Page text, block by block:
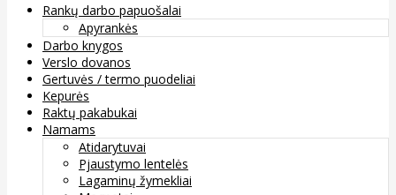
Rankų darbo papuošalai
Apyrankės
Darbo knygos
Verslo dovanos
Gertuvės / termo puodeliai
Kepurės
Raktų pakabukai
Namams
Atidarytuvai
Pjaustymo lentelės
Lagaminų žymekliai